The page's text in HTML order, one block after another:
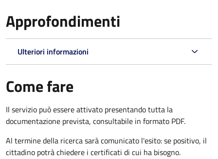
Approfondimenti
Ulteriori informazioni
Come fare
Il servizio può essere attivato presentando tutta la
documentazione prevista, consultabile in formato PDF.
Al termine della ricerca sarà comunicato l'esito: se positivo, il
cittadino potrà chiedere i certificati di cui ha bisogno.